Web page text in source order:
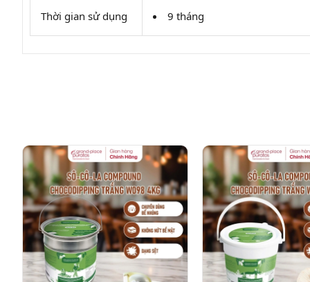
Thời gian sử dụng 9 tháng